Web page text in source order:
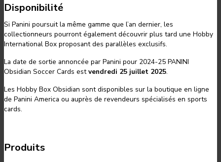
Disponibilité
Si Panini poursuit la même gamme que l’an dernier, les
collectionneurs pourront également découvrir plus tard une Hobby
International Box proposant des parallèles exclusifs.
La date de sortie annoncée par Panini pour 2024-25 PANINI
Obsidian Soccer Cards estvendredi 25 juillet 2025.
Les Hobby Box Obsidian sont disponibles sur la boutique en ligne
de Panini America ou auprès de revendeurs spécialisés en sports
cards.
Produits